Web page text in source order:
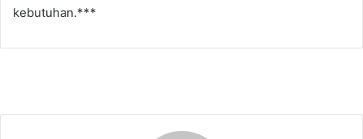
kebutuhan.***